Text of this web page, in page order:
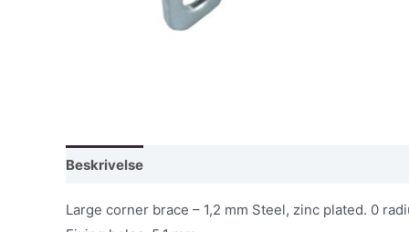
Beskrivelse
Large corner brace – 1,2 mm Steel, zinc plated. 0